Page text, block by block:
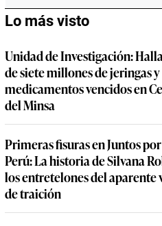
Lo más visto
Unidad de Investigación:
de siete millones de jeringas y
medicamentos vencidos en
del Minsa
Primeras fisuras en Juntos
Perú: La historia de Silvana
los entretelones del aparente
de traición